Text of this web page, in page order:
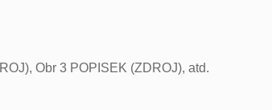
Obr 3 POPISEK (ZDROJ), atd.